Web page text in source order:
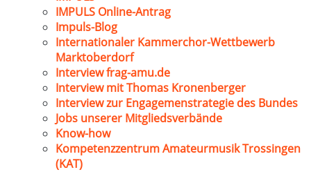
IMPULS Online-Antrag
Impuls-Blog
Internationaler Kammerchor-Wettbewerb
Marktoberdorf
Interview frag-amu.de
Interview mit Thomas Kronenberger
Interview zur Engagemenstrategie des Bundes
Jobs unserer Mitgliedsverbände
Know-how
Kompetenzzentrum Amateurmusik Trossingen
(KAT)